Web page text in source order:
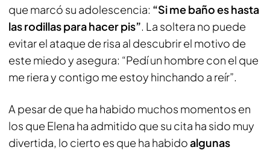
que marcó su adolescencia: “Si me baño es hasta
las rodillas para hacer pis”. La soltera no puede
evitar el ataque de risa al descubrir el motivo de
este miedo y asegura: “Pedí un hombre con el que
me riera y contigo me estoy hinchando a reír”.
A pesar de que ha habido muchos momentos en
los que Elena ha admitido que su cita ha sido muy
divertida, lo cierto es que ha habidoalgunas